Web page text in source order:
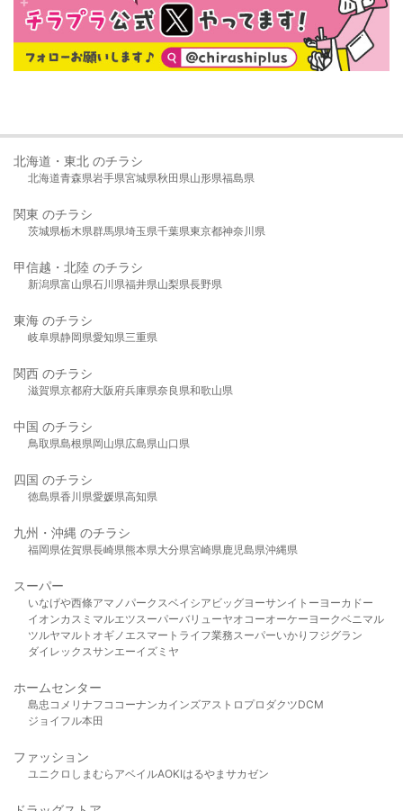
北海道・東北 のチラシ
北海道青森県岩手県宮城県秋田県山形県福島県
関東 のチラシ
茨城県栃木県群馬県埼玉県千葉県東京都神奈川県
甲信越・北陸 のチラシ
新潟県富山県石川県福井県山梨県長野県
東海 のチラシ
岐阜県静岡県愛知県三重県
関西 のチラシ
滋賀県京都府大阪府兵庫県奈良県和歌山県
中国 のチラシ
鳥取県島根県岡山県広島県山口県
四国 のチラシ
徳島県香川県愛媛県高知県
九州・沖縄 のチラシ
福岡県佐賀県長崎県熊本県大分県宮崎県鹿児島県沖縄県
スーパー
いなげや西條アマノパークスベイシア ビッグヨーサンイトーヨーカドー
イオンカスミ マルエツスーパーバリューヤオコーオーケー ヨークベニマル
ツルヤマルト オギノ エスマート ライフ業務スーパーいかり フジグラン
ダイレックスサンエーイズミヤ
ホームセンター
島忠 コメリ ナフコ コーナンカインズアストロプロダクツDCM
ジョイフル本田
ファッション
ユニクロ しまむら アベイルAOKIはるやま サカゼン